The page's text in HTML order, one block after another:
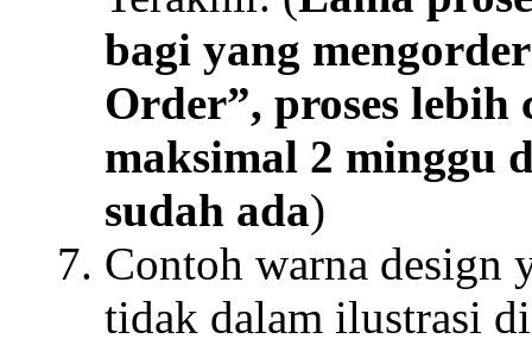
bagi yang
Order”, proses lebih
maksimal 2 minggu
sudah ada)
Contoh warna design
tidak dalam ilustrasi